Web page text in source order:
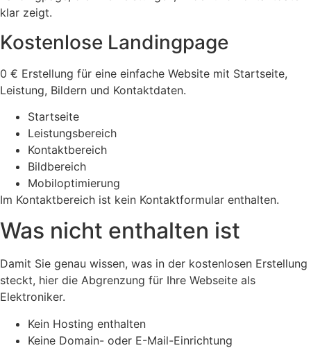
klar zeigt.
Kostenlose Landingpage
0 € Erstellung für eine einfache Website mit Startseite,
Leistung, Bildern und Kontaktdaten.
Startseite
Leistungsbereich
Kontaktbereich
Bildbereich
Mobiloptimierung
Im Kontaktbereich ist kein Kontaktformular enthalten.
Was nicht enthalten ist
Damit Sie genau wissen, was in der kostenlosen Erstellung
steckt, hier die Abgrenzung für Ihre Webseite als
Elektroniker.
Kein Hosting enthalten
Keine Domain- oder E-Mail-Einrichtung